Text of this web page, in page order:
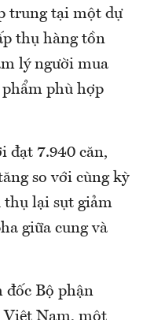
trung tại một dự
thụ hàng tồn
lý người mua
phẩm phù hợp
đạt 7.940 căn,
so với cùng kỳ
thụ lại sụt giảm
giữa cung và
đốc Bộ phận
Việt Nam, một